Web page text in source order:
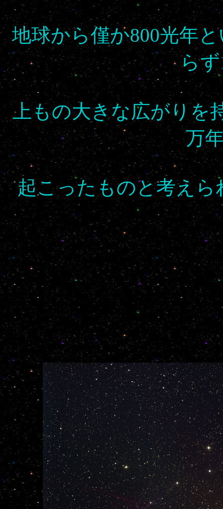
地球から僅か800光年
ら
上もの大きな広がりを
万
起こったものと考え